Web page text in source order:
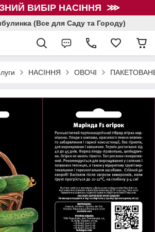
ВИБІР НАСІННЯ ⋙
(Все для Саду та Городу)
НАСІННЯ ОВОЧІ